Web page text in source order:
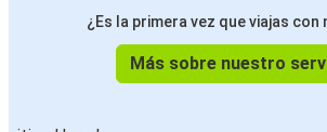
¿Es la primera vez que viajas
Más sobre nuestro